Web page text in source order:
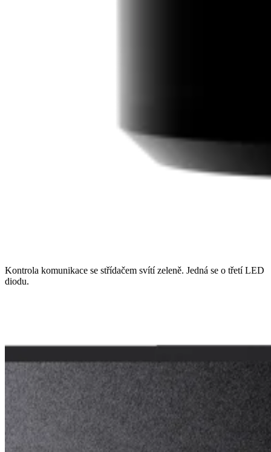
Kontrola komunikace se střídačem svítí zeleně. Jedná se o třetí LED
diodu.